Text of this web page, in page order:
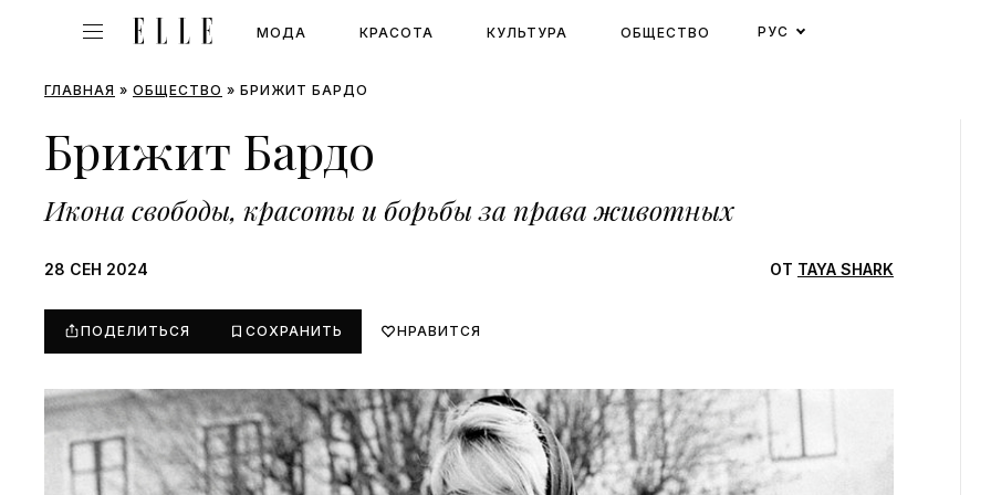
МОДА КРАСОТА КУЛЬТУРА ОБЩЕСТВО РУС
ГЛАВНАЯ » ОБЩЕСТВО » БРИЖИТ БАРДО
Брижит Бардо
Икона свободы, красоты и борьбы за права животных
28 СЕН 2024 ОТ TAYA SHARK
ПОДЕЛИТЬСЯ СОХРАНИТЬ НРАВИТСЯ